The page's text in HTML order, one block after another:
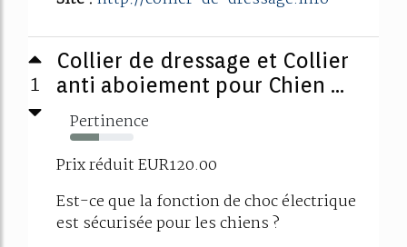
1
Collier de dressage et Collier
anti aboiement pour Chien ...
Pertinence
45%
Prix réduit EUR120.00
Est-ce que la fonction de choc électrique
est sécurisée pour les chiens ?